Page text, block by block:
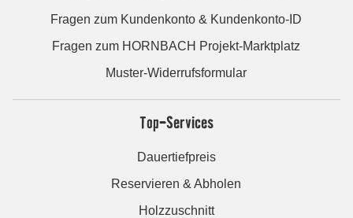
Fragen zum Kundenkonto & Kundenkonto-ID
Fragen zum HORNBACH Projekt-Marktplatz
Muster-Widerrufsformular
Top-Services
Dauertiefpreis
Reservieren & Abholen
Holzzuschnitt